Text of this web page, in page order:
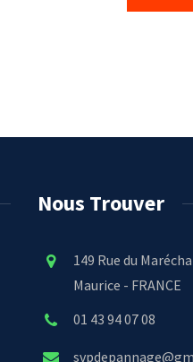
Nous Trouver
149 Rue du
Maurice - FRANCE
01 43 94 07 08